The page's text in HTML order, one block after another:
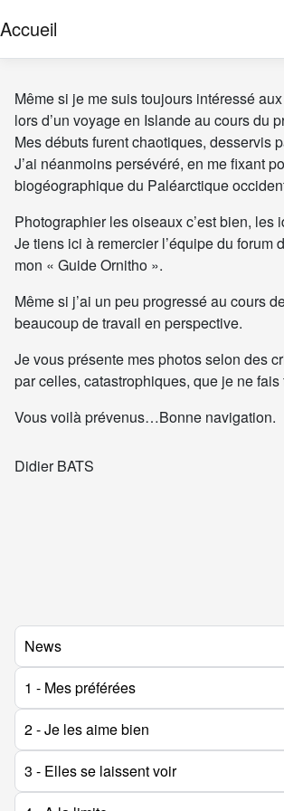
Accueil
Même si je me suis toujours intéressé
lors d’un voyage en Islande au cours du
Mes débuts furent chaotiques, desservis
J’ai néanmoins persévéré, en me fixant
biogéographique du Paléarctique
Photographier les oiseaux c’est bien,
Je tiens ici à remercier l’équipe du forum
mon « Guide Ornitho ».
Même si j’ai un peu progressé au cours
beaucoup de travail en perspective.
Je vous présente mes photos selon des
par celles, catastrophiques, que je ne
Vous voilà prévenus…Bonne navigation.
Didier BATS
News
1 - Mes préférées
2 - Je les aime bien
3 - Elles se laissent voir